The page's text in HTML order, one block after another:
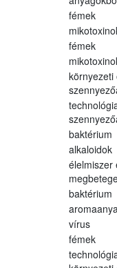
fémek
fémek
környezeti
baktérium
alkaloidok
élelmiszer
baktérium
vírus
fémek